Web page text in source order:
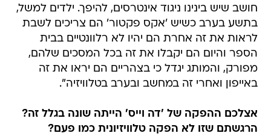
חושב שיש בינינו ניגוד אינטרסים, להיפך. ילדים למשל,
בתשע בערב כשיש 'אקס פקטור' הם צריכים לשבת
לראות את זה אחרת הם יהיו לא רלוונטיים בבית
הספר והיום הם יקבלו את זה בכל המסכים שלהם,
מפורק, והמותג יגדל כי בצהריים הם יראו את זה
באייפון ואחרי זה במחשב ובערב בטלוויזיה".
אצלכם ההפקה של 'דה וייס' הייתה שונה בגלל זה?
הרגשתם שזו לא הפקה טלוויזיונית כמו פעם?